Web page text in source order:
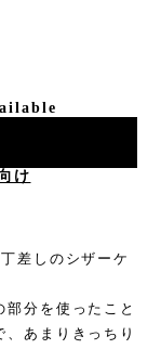
け
差しのシザーケ
分を使ったこと
あまりきっちり